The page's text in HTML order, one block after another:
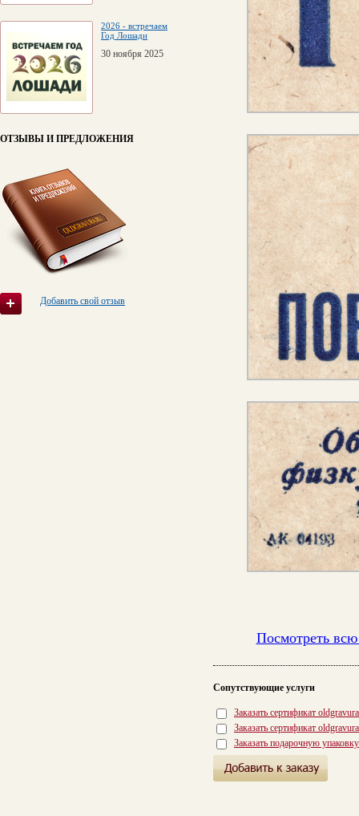
2026 - встречаем
Год Лошади
30 ноября 2025
ОТЗЫВЫ И ПРЕДЛОЖЕНИЯ
Добавить свой отзыв
Посмотреть
Сопутствующие услуги
Заказать сертификат
Заказать сертификат
Заказать подарочную